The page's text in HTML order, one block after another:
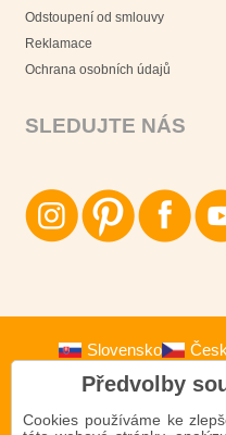
Odstoupení od smlouvy
Reklamace
Ochrana osobních údajů
SLEDUJTE NÁS
Slovensko
Österreich
Předvolby
Cookies používáme ke